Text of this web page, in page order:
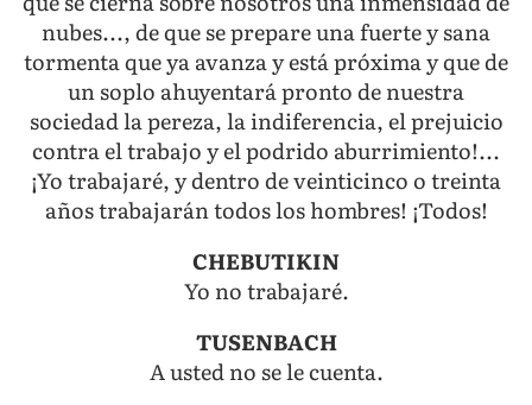
nubes..., de que se prepare una fuerte y sana
tormenta que ya avanza y está próxima y que de
un soplo ahuyentará pronto de nuestra
sociedad la pereza, la indiferencia, el prejuicio
contra el trabajo y el podrido aburrimiento!...
¡Yo trabajaré, y dentro de veinticinco o treinta
años trabajarán todos los hombres! ¡Todos!
CHEBUTIKIN
Yo no trabajaré.
TUSENBACH
A usted no se le cuenta.